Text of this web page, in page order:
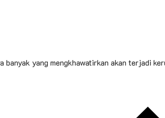
yang mengkhawatirkan akan terjadi